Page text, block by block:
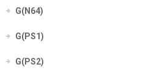
G(N64)
G(PS1)
G(PS2)